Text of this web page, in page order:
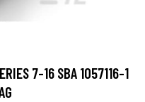
7-16 SBA 1057116-1